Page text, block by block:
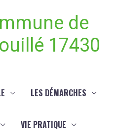
de
17430
LES DÉMARCHES
VIE PRATIQUE